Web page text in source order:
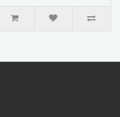
silüetiyle süs..